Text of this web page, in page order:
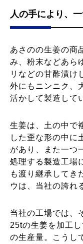
人の手により、
あさのの生姜の商
み、粉末などあら
リなどの甘酢漬け
外にもニンニク、
活かして製造して
生姜は、土の中で
した歪な形の中に
があり、また一つ
処理する製造工場
も渡り継承してき
ウは、当社の誇れ
当社の工場では、
25tの生姜を加工
の生産量。こうし